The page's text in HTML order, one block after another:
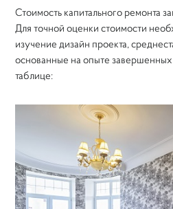
Стоимость капитального ремонта
Для точной оценки стоимости
изучение дизайн проекта,
основанные на опыте
таблице: